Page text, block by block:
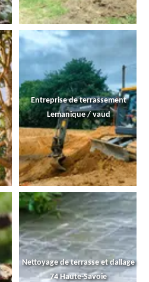
Entreprise de terrassement
Lemanique / vaud
Nettoyage de terrasse et dallage
74 Haute-Savoie